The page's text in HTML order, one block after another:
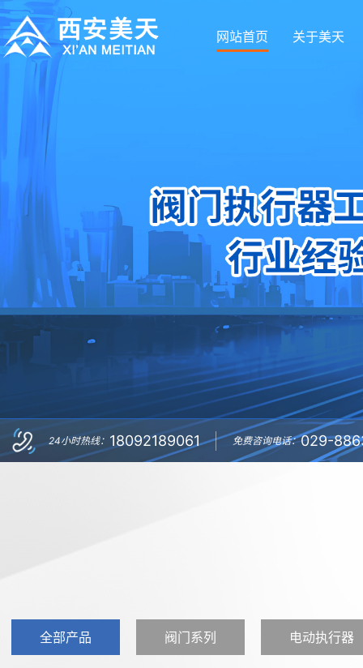
网站首页 关于美天
24小时热线： 18092189061 免费咨询电话：029-
全部产品 阀门系列 电动执行器